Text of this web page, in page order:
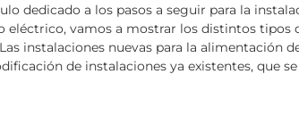
dedicado a los pasos a seguir para la
eléctrico, vamos a mostrar los distintos tipos
instalaciones nuevas para la alimentación
de instalaciones ya existentes, que